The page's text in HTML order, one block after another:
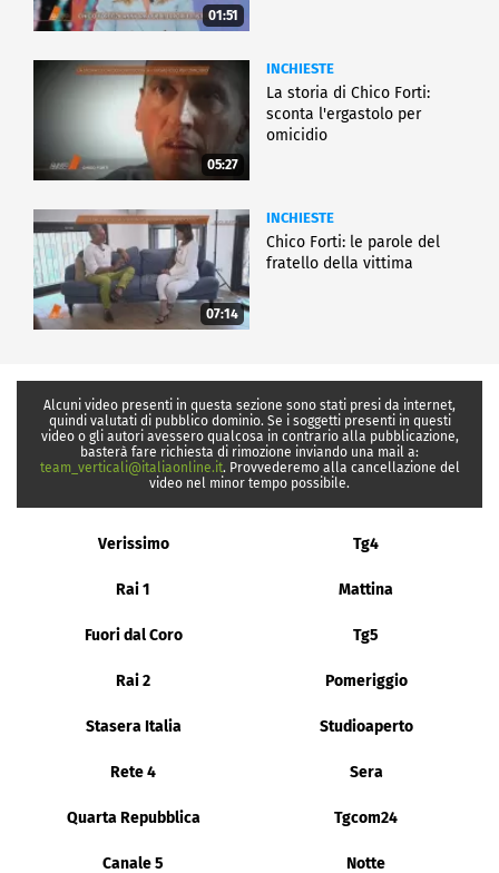
01:51
05:27
INCHIESTE
La storia di Chico Forti:
sconta l'ergastolo per
omicidio
07:14
INCHIESTE
Chico Forti: le parole del
fratello della vittima
Alcuni video presenti in questa sezione sono stati presi da internet,
quindi valutati di pubblico dominio. Se i soggetti presenti in questi
video o gli autori avessero qualcosa in contrario alla pubblicazione,
basterà fare richiesta di rimozione inviando una mail a:
team_verticali@italiaonline.it. Provvederemo alla cancellazione del
video nel minor tempo possibile.
Verissimo Tg4
Rai 1 Mattina
Fuori dal Coro Tg5
Rai 2 Pomeriggio
Stasera Italia Studioaperto
Rete 4 Sera
Quarta Repubblica Tgcom24
Canale 5 Notte